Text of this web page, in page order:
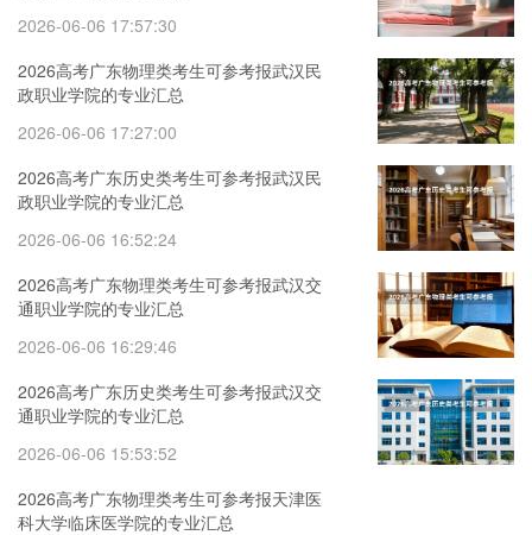
2026-06-06 17:57:30
2026高考广东物理类考生可参考报武汉民
政职业学院的专业汇总
2026-06-06 17:27:00
2026高考广东历史类考生可参考报武汉民
政职业学院的专业汇总
2026-06-06 16:52:24
2026高考广东物理类考生可参考报武汉交
通职业学院的专业汇总
2026-06-06 16:29:46
2026高考广东历史类考生可参考报武汉交
通职业学院的专业汇总
2026-06-06 15:53:52
2026高考广东物理类考生可参考报天津医
科大学临床医学院的专业汇总